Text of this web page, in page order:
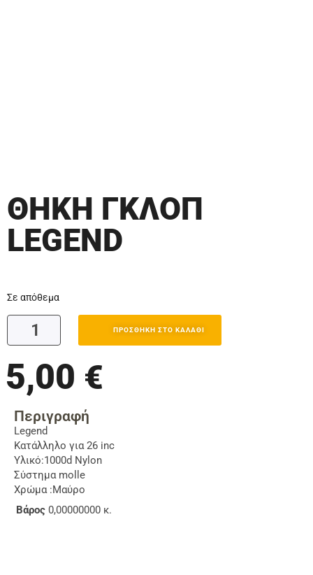
ΘΗΚΗ ΓΚΛΟΠ
LEGEND
Σε απόθεμα
ΠΡΟΣΘΉΚΗ ΣΤΟ ΚΑΛΆΘΙ
5,00 €
Περιγραφή
Legend
Κατάλληλο για 26 inc
Υλικό:1000d Nylon
Σύστημα molle
Χρώμα :Μαύρο
Βάρος 0,00000000 κ.